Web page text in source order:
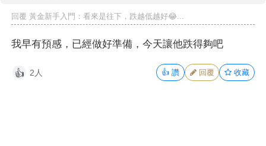
回覆 黃金新手入門：看來是往下，跌越低越好😂...
我早有預感，已經做好準備，今天讓他跌得夠吧
👍 2人 👍 讚 回覆 收藏